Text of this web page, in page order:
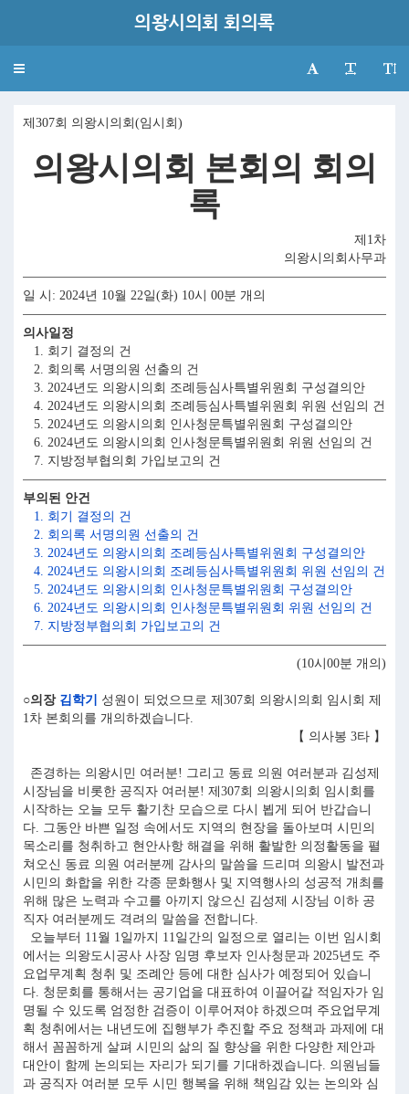
의왕시의회 회의록
Toggle
제307회 의왕시의회(임시회)
의왕시의회 본회의 회의
록
제1차
의왕시의회사무과
일 시: 2024년 10월 22일(화) 10시 00분 개의
의사일정
1. 회기 결정의 건
2. 회의록 서명의원 선출의 건
3. 2024년도 의왕시의회 조례등심사특별위원회 구성결의안
4. 2024년도 의왕시의회 조례등심사특별위원회 위원 선임의 건
5. 2024년도 의왕시의회 인사청문특별위원회 구성결의안
6. 2024년도 의왕시의회 인사청문특별위원회 위원 선임의 건
7. 지방정부협의회 가입보고의 건
부의된 안건
1. 회기 결정의 건
2. 회의록 서명의원 선출의 건
3. 2024년도 의왕시의회 조례등심사특별위원회 구성결의안
4. 2024년도 의왕시의회 조례등심사특별위원회 위원 선임의 건
5. 2024년도 의왕시의회 인사청문특별위원회 구성결의안
6. 2024년도 의왕시의회 인사청문특별위원회 위원 선임의 건
7. 지방정부협의회 가입보고의 건
(10시00분 개의)
○의장 김학기
성원이 되었으므로 제307회 의왕시의회 임시회 제
1차 본회의를 개의하겠습니다.
【 의사봉 3타 】
존경하는 의왕시민 여러분! 그리고 동료 의원 여러분과 김성제
시장님을 비롯한 공직자 여러분! 제307회 의왕시의회 임시회를
시작하는 오늘 모두 활기찬 모습으로 다시 뵙게 되어 반갑습니
다. 그동안 바쁜 일정 속에서도 지역의 현장을 돌아보며 시민의
목소리를 청취하고 현안사항 해결을 위해 활발한 의정활동을 펼
쳐오신 동료 의원 여러분께 감사의 말씀을 드리며 의왕시 발전과
시민의 화합을 위한 각종 문화행사 및 지역행사의 성공적 개최를
위해 많은 노력과 수고를 아끼지 않으신 김성제 시장님 이하 공
직자 여러분께도 격려의 말씀을 전합니다.
오늘부터 11월 1일까지 11일간의 일정으로 열리는 이번 임시회
에서는 의왕도시공사 사장 임명 후보자 인사청문과 2025년도 주
요업무계획 청취 및 조례안 등에 대한 심사가 예정되어 있습니
다. 청문회를 통해서는 공기업을 대표하여 이끌어갈 적임자가 임
명될 수 있도록 엄정한 검증이 이루어져야 하겠으며 주요업무계
획 청취에서는 내년도에 집행부가 추진할 주요 정책과 과제에 대
해서 꼼꼼하게 살펴 시민의 삶의 질 향상을 위한 다양한 제안과
대안이 함께 논의되는 자리가 되기를 기대하겠습니다. 의원님들
과 공직자 여러분 모두 시민 행복을 위해 책임감 있는 논의와 심